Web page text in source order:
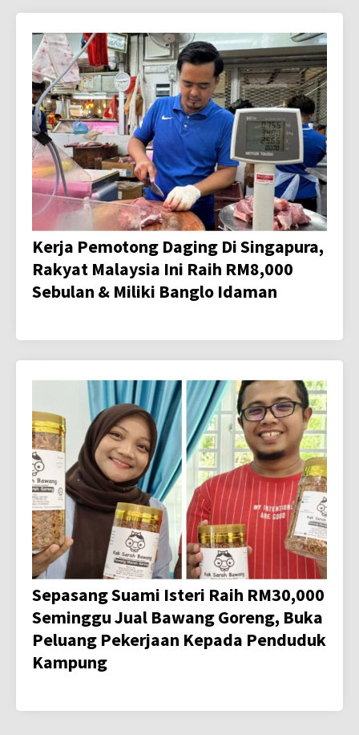
Kerja Pemotong Daging Di Singapura,
Rakyat Malaysia Ini Raih RM8,000
Sebulan & Miliki Banglo Idaman
Sepasang Suami Isteri Raih RM30,000
Seminggu Jual Bawang Goreng, Buka
Peluang Pekerjaan Kepada Penduduk
Kampung